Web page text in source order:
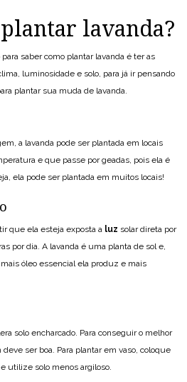
lavanda?
saber como plantar lavanda é ter as
luminosidade e solo, para já ir pensando
plantar sua muda de lavanda.
a lavanda pode ser plantada em locais
e que passe por geadas, pois ela é
ela pode ser plantada em muitos locais!
que ela esteja exposta a luz solar direta por
por dia. A lavanda é uma planta de sol e,
óleo essencial ela produz e mais
solo encharcado. Para conseguir o melhor
deve ser boa. Para plantar em vaso, coloque
utilize solo menos argiloso.